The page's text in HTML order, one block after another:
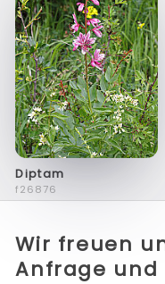
Diptam
f26876
Wir freuen
Anfrage und